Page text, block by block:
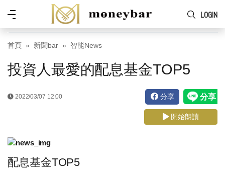
Skip to main content
LOGIN
功
能
表
首頁 新聞bar 智能News
投資人最愛的配息基金TOP5
2022/03/07 12:00 分享
開始朗讀
配息基金TOP5